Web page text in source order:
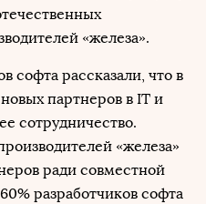
«железа».
софта рассказали, что в
партнеров в IT и
сотрудничество.
«железа»
ради совместной
разработчиков софта